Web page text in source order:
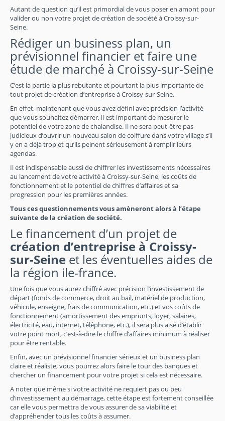
Autant de question qu’il est primordial de vous poser en amont pour
valider ou non votre projet de création de société à Croissy-sur-
Seine.
Rédiger un business plan, un
prévisionnel financier et faire une
étude de marché à Croissy-sur-Seine
C’est la partie la plus rebutante et pourtant la plus importante de
tout projet de création d’entreprise à Croissy-sur-Seine.
En effet, maintenant que vous avez défini avec précision l’activité
que vous souhaitez démarrer, il est important de mesurer le
potentiel de votre zone de chalandise. Il ne sera peut-être pas
judicieux d’ouvrir un nouveau salon de coiffure dans votre village s’il
y en a déjà trop et qu’ils peinent sérieusement à remplir leurs
agendas.
Il est indispensable aussi de chiffrer les investissements nécessaires
au lancement de votre activité à Croissy-sur-Seine, les coûts de
fonctionnement et le potentiel de chiffres d’affaires et sa
progression pour les premières années.
Tous ces questionnements vous amèneront alors à l’étape
suivante de la création de société.
Le financement d’un projet de
création d’entreprise à Croissy-
sur-Seine et les éventuelles aides de
la région ile-france.
Une fois que vous aurez chiffré avec précision l’investissement de
départ (fonds de commerce, droit au bail, matériel de production,
véhicule, enseigne, frais de communication, etc.) et vos coûts de
fonctionnement (amortissement des emprunts, loyer, salaires,
électricité, eau, internet, téléphone, etc.), il sera plus aisé d’établir
votre point mort, c’est-à-dire le chiffre d’affaires minimum à réaliser
pour être rentable.
Enfin, avec un prévisionnel financier sérieux et un business plan
claire et réaliste, vous pourrez alors faire le tour des banques et
chercher un financement pour votre projet si cela est nécessaire.
A noter que même si votre activité ne requiert pas ou peu
d’investissement au démarrage, cette étape est fortement conseillée
car elle vous permettra de vous assurer de sa viabilité et
d’appréhender tous les coûts à assumer.